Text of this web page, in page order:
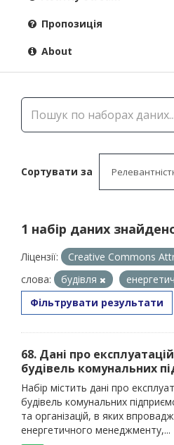
Пропозиція
About
Сортувати за
1 набір даних
Ліцензії: Creative Commons
слова:
будівля
Фільтрувати результати
68. Дані про
будівель комунальних
Набір містить дані про
будівель комунальних
та організацій, в яких
енергетичного менеджменту,...